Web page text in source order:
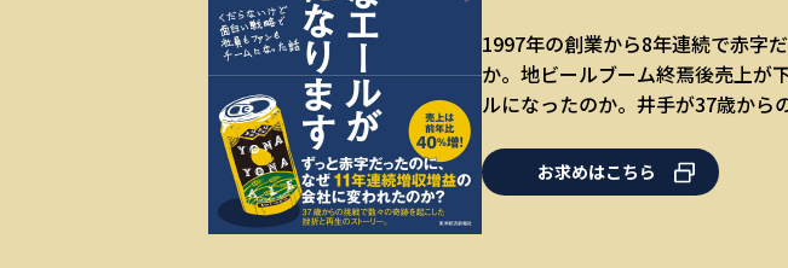
1997年の創業から8年連続で赤字
か。地ビールブーム終焉後売上が
ルになったのか。井手が37歳から
お求めはこちら